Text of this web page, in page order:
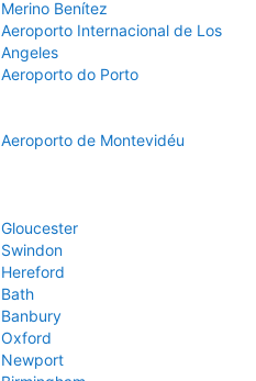
Merino Benítez
Aeroporto Internacional de Los
Angeles
Aeroporto do Porto
Aeroporto de Montevidéu
Gloucester
Swindon
Hereford
Bath
Banbury
Oxford
Newport